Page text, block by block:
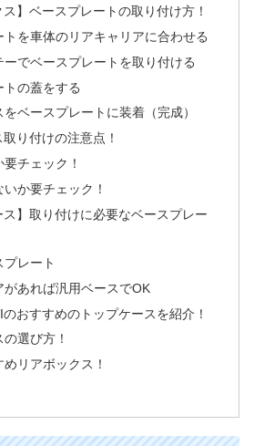
ス】ベースプレートの取り付け方！
トを車体のリアキャリアに合わせる
ーでベースプレートを取り付ける
の蓋をする
をベースプレートに装着（完成）
り付けの注意点！
チェック！
か要チェック！
ス】取り付けに必要なベースプレー
レート
があれば汎用ベースでOK
のおすすめのトップケースを紹介！
選び方！
リアボックス！